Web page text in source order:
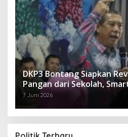
DKP3 Bontang Siapkan
Pangan dari Sekolah,
7 Juni 2026